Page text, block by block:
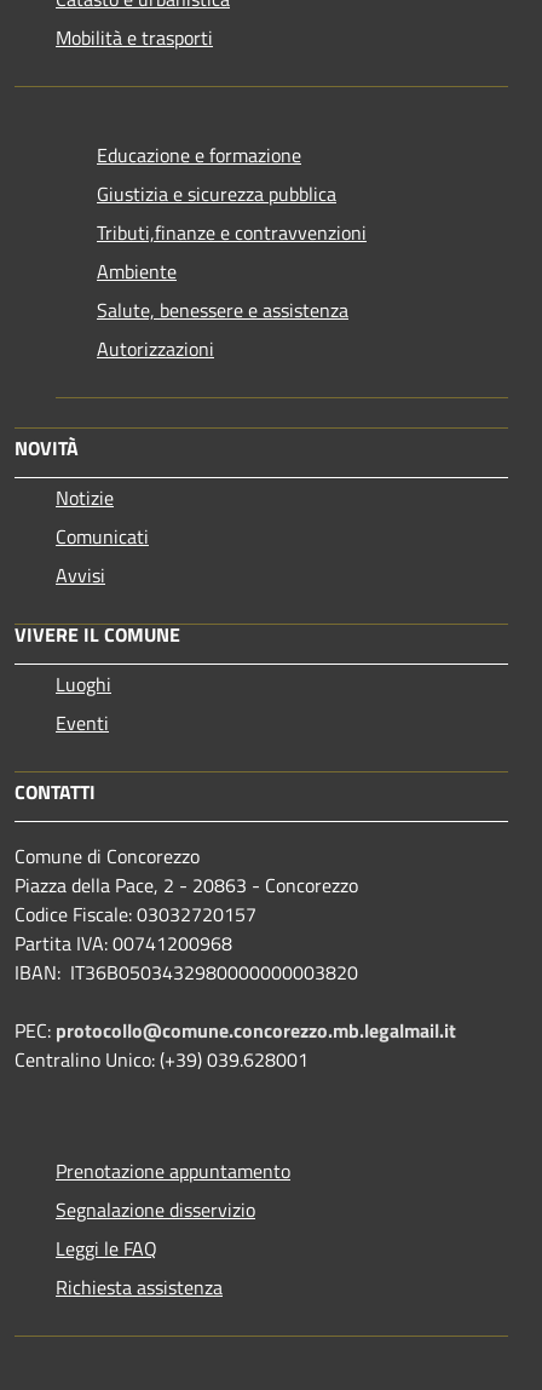
Mobilità e trasporti
Educazione e formazione
Giustizia e sicurezza pubblica
Tributi,finanze e contravvenzioni
Ambiente
Salute, benessere e assistenza
Autorizzazioni
NOVITÀ
Notizie
Comunicati
Avvisi
VIVERE IL COMUNE
Luoghi
Eventi
CONTATTI
Comune di Concorezzo
Piazza della Pace, 2 - 20863 - Concorezzo
Codice Fiscale: 03032720157
Partita IVA: 00741200968
IBAN: IT36B0503432980000000003820
PEC: protocollo@comune.concorezzo.mb.legalmail.it
Centralino Unico: (+39) 039.628001
Prenotazione appuntamento
Segnalazione disservizio
Leggi le FAQ
Richiesta assistenza